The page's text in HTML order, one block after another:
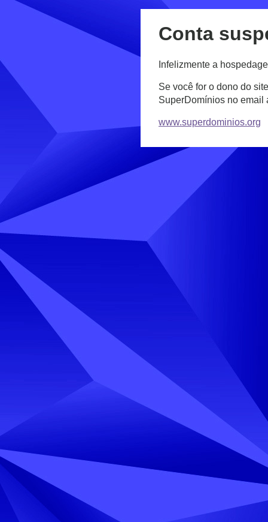
Conta
Infelizmente a
Se você for o dono do
SuperDomínios no email
www.superdominios.org